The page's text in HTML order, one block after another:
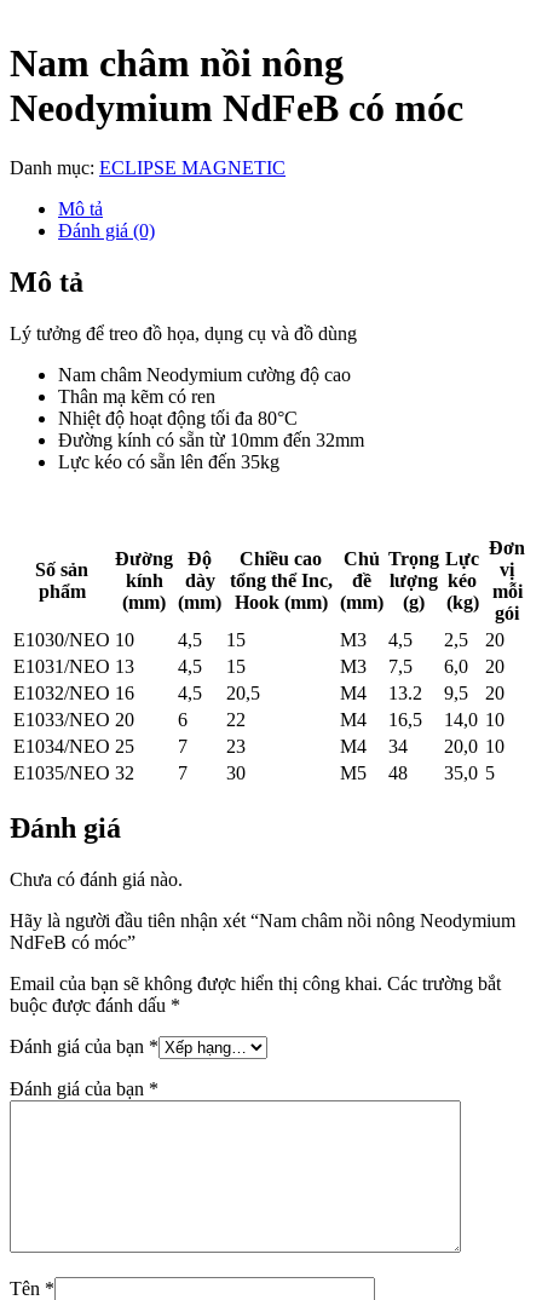
Nam châm nồi nông
Neodymium NdFeB có móc
Danh mục: ECLIPSE MAGNETIC
Mô tả
Đánh giá (0)
Mô tả
Lý tưởng để treo đồ họa, dụng cụ và đồ dùng
Nam châm Neodymium cường độ cao
Thân mạ kẽm có ren
Nhiệt độ hoạt động tối đa 80°C
Đường kính có sẵn từ 10mm đến 32mm
Lực kéo có sẵn lên đến 35kg
Số sản
phẩm
Đường
kính
(mm)
Độ
dày
(mm)
Chiều cao
tổng thể Inc,
Hook (mm)
Chủ
đề
(mm)
Trọng
lượng
(g)
Lực
kéo
(kg)
Đơn
vị
mỗi
gói
E1030/NEO 10 4,5 15 M3 4,5 2,5
20
E1031/NEO 13 4,5 15 M3 7,5 6,0
20
E1032/NEO 16 4,5 20,5 M4 13.2 9,5
20
E1033/NEO 20 6 22 M4 16,5 14,0 10
E1034/NEO 25 7 23 M4 34 20,0 10
E1035/NEO 32 7 30 M5 48 35,0 5
Đánh giá
Chưa có đánh giá nào.
Hãy là người đầu tiên nhận xét “Nam châm nồi nông Neodymium
NdFeB có móc”
Email của bạn sẽ không được hiển thị công khai. Các trường bắt
buộc được đánh dấu *
Đánh giá của bạn *
Đánh giá của bạn *
Tên *